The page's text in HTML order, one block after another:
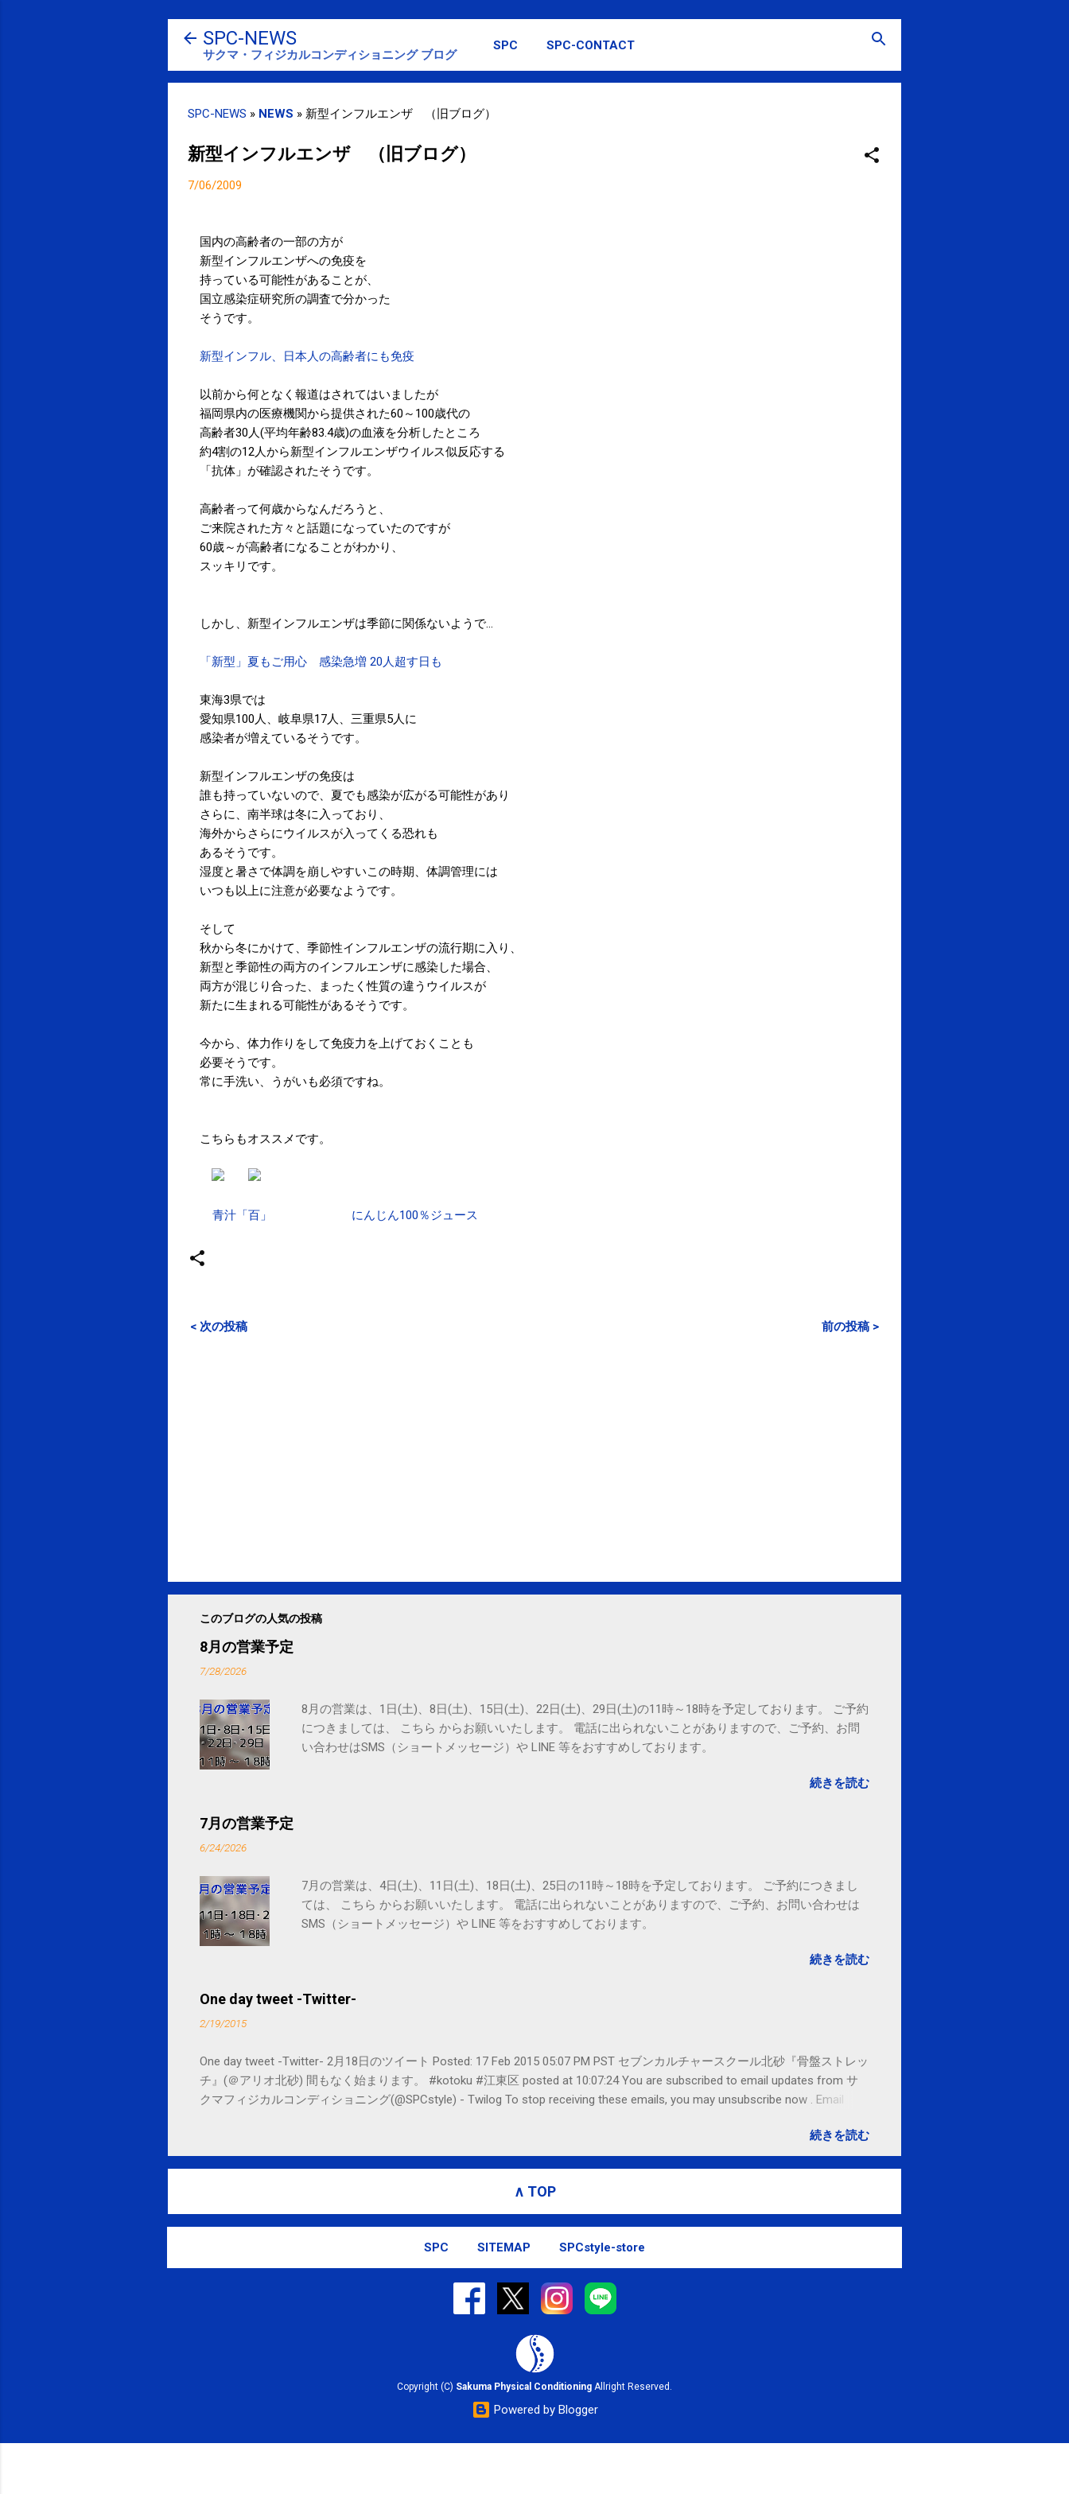
スキップしてメイン コンテンツに移動
SPC-NEWS
サクマ・フィジカルコンディショニング ブログ
SPC SPC-CONTACT
SPC-NEWS » NEWS » 新型インフルエンザ （旧ブログ）
新型インフルエンザ （旧ブログ）
7/06/2009
国内の高齢者の一部の方が
新型インフルエンザへの免疫を
持っている可能性があることが、
国立感染症研究所の調査で分かった
そうです。
新型インフル、日本人の高齢者にも免疫
以前から何となく報道はされてはいましたが
福岡県内の医療機関から提供された60～100歳代の
高齢者30人(平均年齢83.4歳)の血液を分析したところ
約4割の12人から新型インフルエンザウイルス似反応する
「抗体」が確認されたそうです。
高齢者って何歳からなんだろうと、
ご来院された方々と話題になっていたのですが
60歳～が高齢者になることがわかり、
スッキリです。
しかし、新型インフルエンザは季節に関係ないようで…
「新型」夏もご用心 感染急増 20人超す日も
東海3県では
愛知県100人、岐阜県17人、三重県5人に
感染者が増えているそうです。
新型インフルエンザの免疫は
誰も持っていないので、夏でも感染が広がる可能性があり
さらに、南半球は冬に入っており、
海外からさらにウイルスが入ってくる恐れも
あるそうです。
湿度と暑さで体調を崩しやすいこの時期、体調管理には
いつも以上に注意が必要なようです。
そして
秋から冬にかけて、季節性インフルエンザの流行期に入り、
新型と季節性の両方のインフルエンザに感染した場合、
両方が混じり合った、まったく性質の違うウイルスが
新たに生まれる可能性があるそうです。
今から、体力作りをして免疫力を上げておくことも
必要そうです。
常に手洗い、うがいも必須ですね。
こちらもオススメです。
青汁「百」 にんじん100％ジュース
< 次の投稿 前の投稿 >
このブログの人気の投稿
8月の営業予定
7/28/2026
8月の営業は、1日(土)、8日(土)、15日(土)、22日(土)、29日(土)の11時～18時を予定しております。 ご予約
につきましては、 こちら からお願いいたします。 電話に出られないことがありますので、ご予約、お問
い合わせはSMS（ショートメッセージ）や LINE 等をおすすめしております。
続きを読む
7月の営業予定
6/24/2026
7月の営業は、4日(土)、11日(土)、18日(土)、25日の11時～18時を予定しております。 ご予約につきまし
ては、 こちら からお願いいたします。 電話に出られないことがありますので、ご予約、お問い合わせは
SMS（ショートメッセージ）や LINE 等をおすすめしております。
続きを読む
One day tweet -Twitter-
2/19/2015
One day tweet -Twitter- 2月18日のツイート Posted: 17 Feb 2015 05:07 PM PST セブンカルチャースクール北砂『骨盤ストレッ
チ』(＠アリオ北砂) 間もなく始まります。 #kotoku #江東区 posted at 10:07:24 You are subscribed to email updates from サ
クマフィジカルコンディショニング(@SPCstyle) - Twilog To stop receiving these emails, you may unsubscribe now . Email
続きを読む
∧ TOP
SPC SITEMAP SPCstyle-store
Copyright (C) Sakuma Physical Conditioning Allright Reserved.
Powered by Blogger